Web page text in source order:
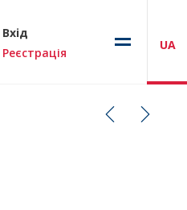
Вхід
Реєстрація
UA